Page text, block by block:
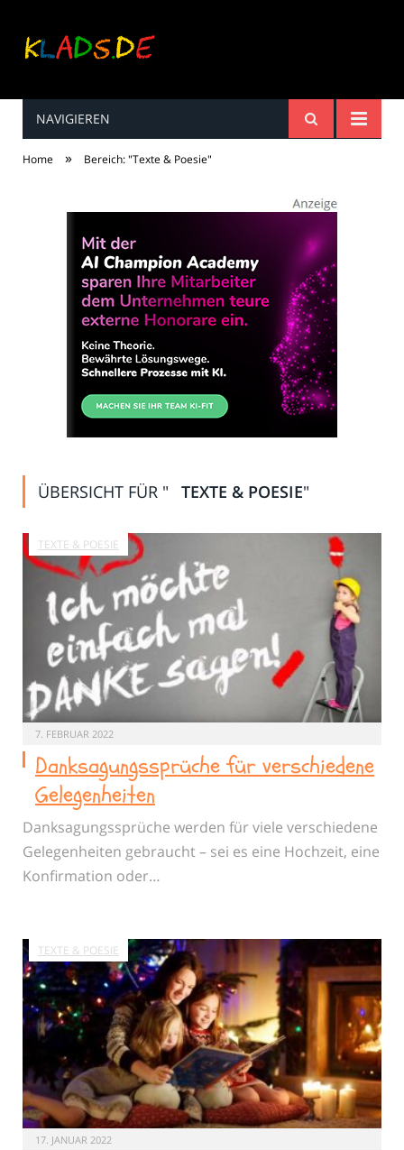
Kinderreime, Spiele,
NAVIGIEREN
Home » Bereich: "Texte & Poesie"
ÜBERSICHT FÜR " TEXTE & POESIE"
TEXTE & POESIE
7. FEBRUAR 2022
Danksagungssprüche für verschiedene
Gelegenheiten
Danksagungssprüche werden für viele verschiedene
Gelegenheiten gebraucht – sei es eine Hochzeit, eine
Konfirmation oder…
TEXTE & POESIE
17. JANUAR 2022